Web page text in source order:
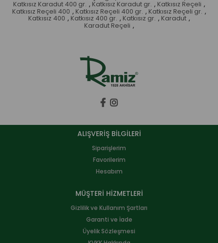
Katkısız Karadut 400 gr. , Katkısız Karadut gr. , Katkısız Reçeli ,
Katkısız Reçeli 400 , Katkısız Reçeli 400 gr. , Katkısız Reçeli gr. ,
Katkısız 400 , Katkısız 400 gr. , Katkısız gr. , Karadut ,
Karadut Reçeli ,
ALIŞVERİŞ BİLGİLERİ
Siparişlerim
Favorilerim
Hesabım
MÜŞTERİ HİZMETLERİ
Gizlilik ve Kullanım Şartları
Garanti ve İade
Üyelik Sözleşmesi